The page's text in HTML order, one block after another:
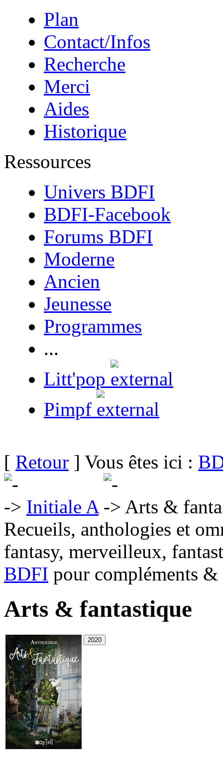
Plan
Contact/Infos
Recherche
Merci
Aides
Historique
Ressources
Univers BDFI
BDFI-Facebook
Forums BDFI
Moderne
Ancien
Jeunesse
Programmes
...
Litt'pop
Pimpf
[ Retour ] Vous êtes ici :
Initiale A
Arts &
Recueils, anthologies et
fantasy, merveilleux,
BDFI pour compléments
Arts & fantastique